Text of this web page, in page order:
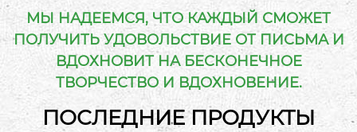
МЫ НАДЕЕМСЯ, ЧТО КАЖДЫЙ СМОЖЕТ
ПОЛУЧИТЬ УДОВОЛЬСТВИЕ ОТ ПИСЬМА И
ВДОХНОВИТ НА БЕСКОНЕЧНОЕ
ТВОРЧЕСТВО И ВДОХНОВЕНИЕ.
ПОСЛЕДНИЕ ПРОДУКТЫ